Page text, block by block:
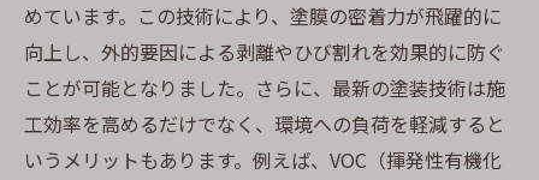
めています。この技術により、塗膜の密着力が飛躍的に
向上し、外的要因による剥離やひび割れを効果的に防ぐ
ことが可能となりました。さらに、最新の塗装技術は施
工効率を高めるだけでなく、環境への負荷を軽減すると
いうメリットもあります。例えば、VOC（揮発性有機化